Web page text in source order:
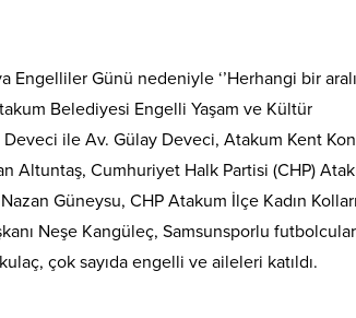
Günü nedeniyle ‘’Herhangi bir
Belediyesi Engelli Yaşam ve Kültür
ile Av. Gülay Deveci, Atakum Kent
Altuntaş, Cumhuriyet Halk Partisi (CHP)
Güneysu, CHP Atakum İlçe Kadın Kolları
Neşe Kangüleç, Samsunsporlu
çok sayıda engelli ve aileleri katıldı.